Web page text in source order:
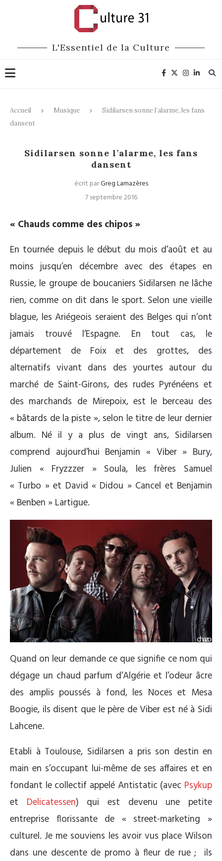
L'Essentiel de la Culture
Accueil Musique
Sidilarsen sonne l’alarme, les fans
dansent
Sidilarsen sonne l’alarme, les fans
dansent
écrit parGreg Lamazères
7 septembre 2016
« Chauds comme des chipos »
En tournée depuis le début du mois d’août et au
moins jusqu’en décembre avec des étapes en
Russie, le groupe de boucaniers Sidilarsen ne lâche
rien, comme on dit dans le sport. Selon une vieille
blague, les Ariégeois seraient des Belges qui n’ont
jamais trouvé l’Espagne. En tout cas, le
département de Foix et des grottes, des
alternatifs vivant dans des yourtes autour du
marché de Saint-Girons, des rudes Pyrénéens et
des marchands de Mirepoix, est le berceau des
« bâtards de la piste », selon le titre de leur dernier
album. Né il y a plus de vingt ans, Sidilarsen
comprend aujourd’hui Benjamin « Viber » Bury,
Julien « Fryzzzer » Soula, les frères Samuel
« Turbo » et David « Didou » Cancel et Benjamin
« Benben » Lartigue.
Quand on leur demande ce que signifie ce nom qui
dégage un chaud parfum d’Algérie et l’odeur âcre
des amplis poussés à fond, les Noces et Mesa
Boogie, ils disent que le père de Viber est né à Sidi
Lahcene.
Etabli à Toulouse, Sidilarsen a pris son destin en
main en s’occupant lui-même de ses affaires et en
fondant le collectif appelé Antistatic (avec Psykup
et Delicatessen) qui est devenu une petite
entreprise florissante de « street-marketing »
culturel. Je me souviens les avoir vus place Wilson
dans une descente de promo à fleur de rue ; ils